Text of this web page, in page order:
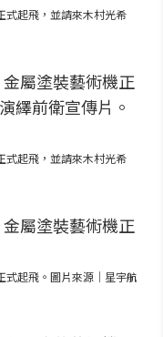
式起飛，並請來木村光希
式起飛，並請來木村光希
式起飛。圖片來源｜星宇航